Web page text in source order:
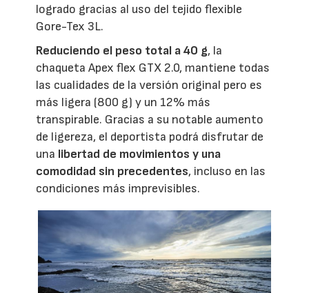
logrado gracias al uso del tejido flexible
Gore-Tex 3L.
Reduciendo el peso total a 40 g, la
chaqueta Apex flex GTX 2.0, mantiene todas
las cualidades de la versión original pero es
más ligera (800 g) y un 12% más
transpirable. Gracias a su notable aumento
de ligereza, el deportista podrá disfrutar de
una libertad de movimientos y una
comodidad sin precedentes, incluso en las
condiciones más imprevisibles.